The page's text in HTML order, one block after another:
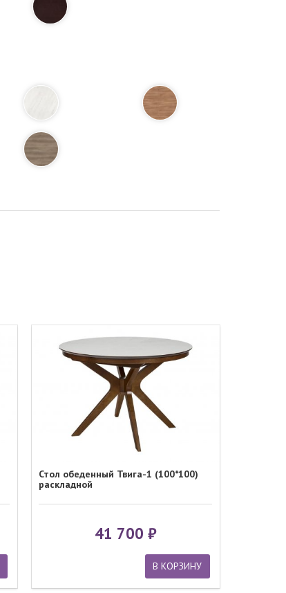
Стол обеденный Твига-1 (100*100)
раскладной
41 700
В КОРЗИНУ